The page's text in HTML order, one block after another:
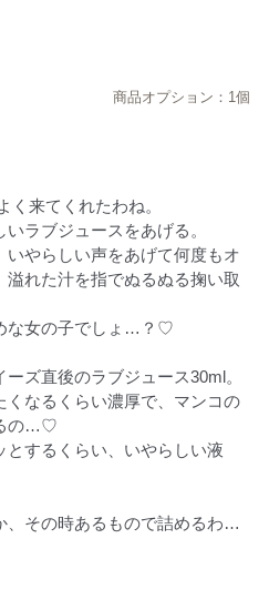
商品オプション：1個
来てくれたわね。
ラブジュースをあげる。
やらしい声をあげて何度もオ
れた汁を指でぬるぬる掬い取
な女の子でしょ…？♡
ズ直後のラブジュース30ml。
くなるくらい濃厚で、マンコの
の…♡
するくらい、いやらしい液
、その時あるもので詰めるわ。
ポイト付きもできるわよ。
ならないの。だからいつでも出